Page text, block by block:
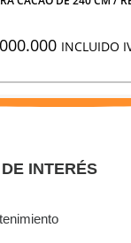
INCLUIDO
INTERÉS